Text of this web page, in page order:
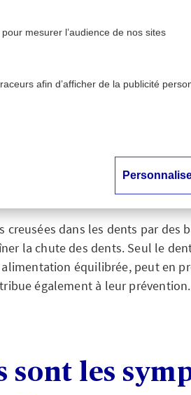
:
creusées dans les dents par des
la chute des dents. Seul le
équilibrée, peut en
également à leur prévention.
sont les
mesurer l’audience de nos sites
afin d’afficher de la publicité